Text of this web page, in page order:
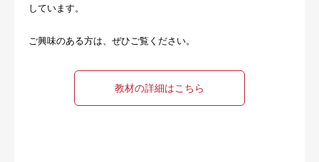
しています。
ご興味のある方は、ぜひご覧ください。
教材の詳細はこちら